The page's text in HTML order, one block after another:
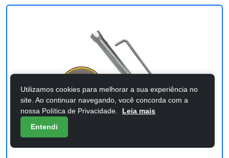
Utilizamos cookies para melhorar a sua experiência no
site. Ao continuar navegando, você concorda com a
nossa Política de Privacidade.
Leia mais
Entendi